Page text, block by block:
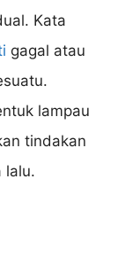
Kata
gagal atau
lampau
tindakan
lalu.